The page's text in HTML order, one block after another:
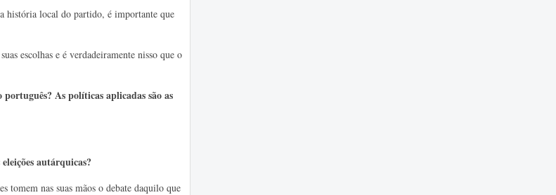
história local do partido, é importante que
escolhas e é verdadeiramente nisso que o
As políticas aplicadas são as
autárquicas?
tomem nas suas mãos o debate daquilo que